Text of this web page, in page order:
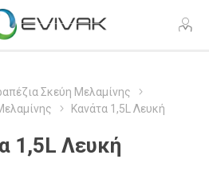
Σκεύη Μελαμίνης
Κανάτα 1,5L Λευκή
1,5L Λευκή